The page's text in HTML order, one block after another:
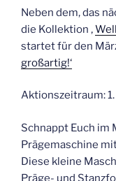
Neben dem, das
die Kollektion ‚
startet für den
großartig!‘
Aktionszeitraum:
Schnappt Euch im
Prägemaschine
Diese kleine
Präge- und